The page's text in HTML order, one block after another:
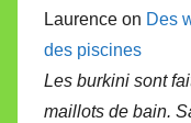
Laurence on Des
des piscines
Les burkini sont
maillots de bain.